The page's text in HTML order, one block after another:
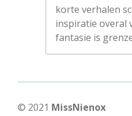
korte verhalen
inspiratie overal
fantasie is
© 2021 MissNienox